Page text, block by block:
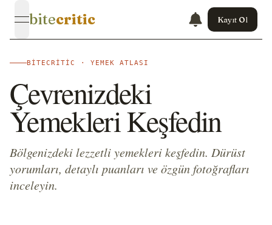
open navigation menu
bitecritic Kayıt Ol
BITECRITIC · YEMEK ATLASI
Çevrenizdeki
Yemekleri Keşfedin
Bölgenizdeki lezzetli yemekleri keşfedin. Dürüst
yorumları, detaylı puanları ve özgün fotoğrafları
inceleyin.